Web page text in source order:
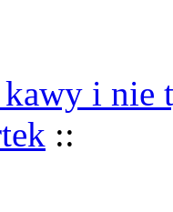
kawy i nie
::